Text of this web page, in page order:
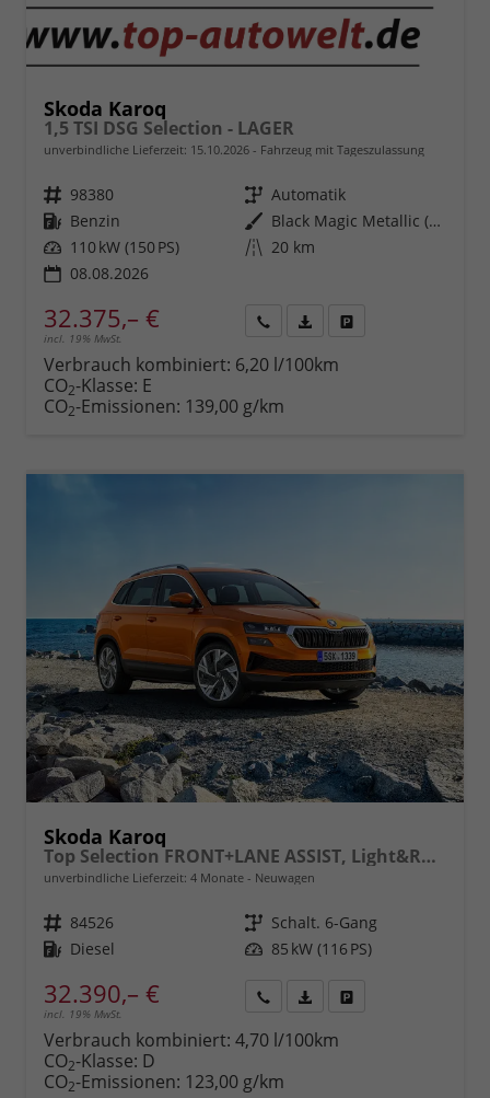
Skoda Karoq
1,5 TSI DSG Selection - LAGER
unverbindliche Lieferzeit: 15.10.2026 Fahrzeug mit Tageszulassung
Fahrzeugnr. 98380 Getriebe Automatik
Kraftstoff Benzin Außenfarbe
Black Magic Metallic (1Z)
Leistung 110 kW (150 PS) Kilometerstand 20 km
08.08.2026
32.375,– €
incl. 19% MwSt.
anfordern
Datei,
Verbrauch kombiniert: 6,20 l/100km
CO2-Klasse: E
CO2-Emissionen: 139,00 g/km
Skoda Karoq
Top Selection FRONT+LANE ASSIST, Light&Rain FULL LED, KESSY, 8" Entertainment, virtuelles Cockpit, Climatronic, Parksensoren, Sitzhzg., 17" ALU uvm.
unverbindliche Lieferzeit: 4 Monate Neuwagen
Fahrzeugnr. 84526 Getriebe Schalt. 6-Gang
Kraftstoff Diesel Leistung 85 kW (116 PS)
32.390,– €
incl. 19% MwSt.
anfordern
Datei,
Verbrauch kombiniert: 4,70 l/100km
CO2-Klasse: D
CO2-Emissionen: 123,00 g/km